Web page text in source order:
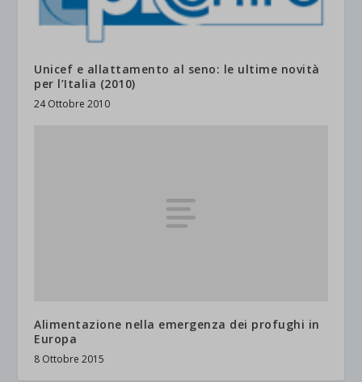
Unicef e allattamento al seno: le ultime novità
per l’Italia (2010)
24 Ottobre 2010
Alimentazione nella emergenza dei profughi in
Europa
8 Ottobre 2015